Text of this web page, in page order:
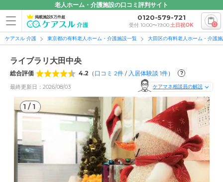
老人ホーム・介護施設の口コミ評判サイト
掲載施設5万件超 0120-579-721
受付 10:00〜19:00土日祝OK 0
ケアスル 介護 東京都の有料老人ホーム・介護施設一覧 大田区の有料老人ホーム・介護
ライブラリ大田中央
総合評価 4.2 （ 口コミ 2件 /入居体験談 1件） ?
最終更新日：2026/08/03 ケアマネ相談員の解説
1 / 1
1/